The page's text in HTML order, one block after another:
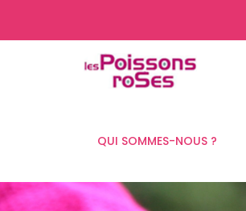
QUI SOMMES-NOUS ?